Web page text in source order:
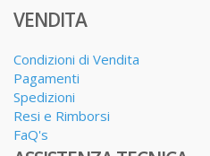
VENDITA
Condizioni di Vendita
Pagamenti
Spedizioni
Resi e Rimborsi
FaQ's